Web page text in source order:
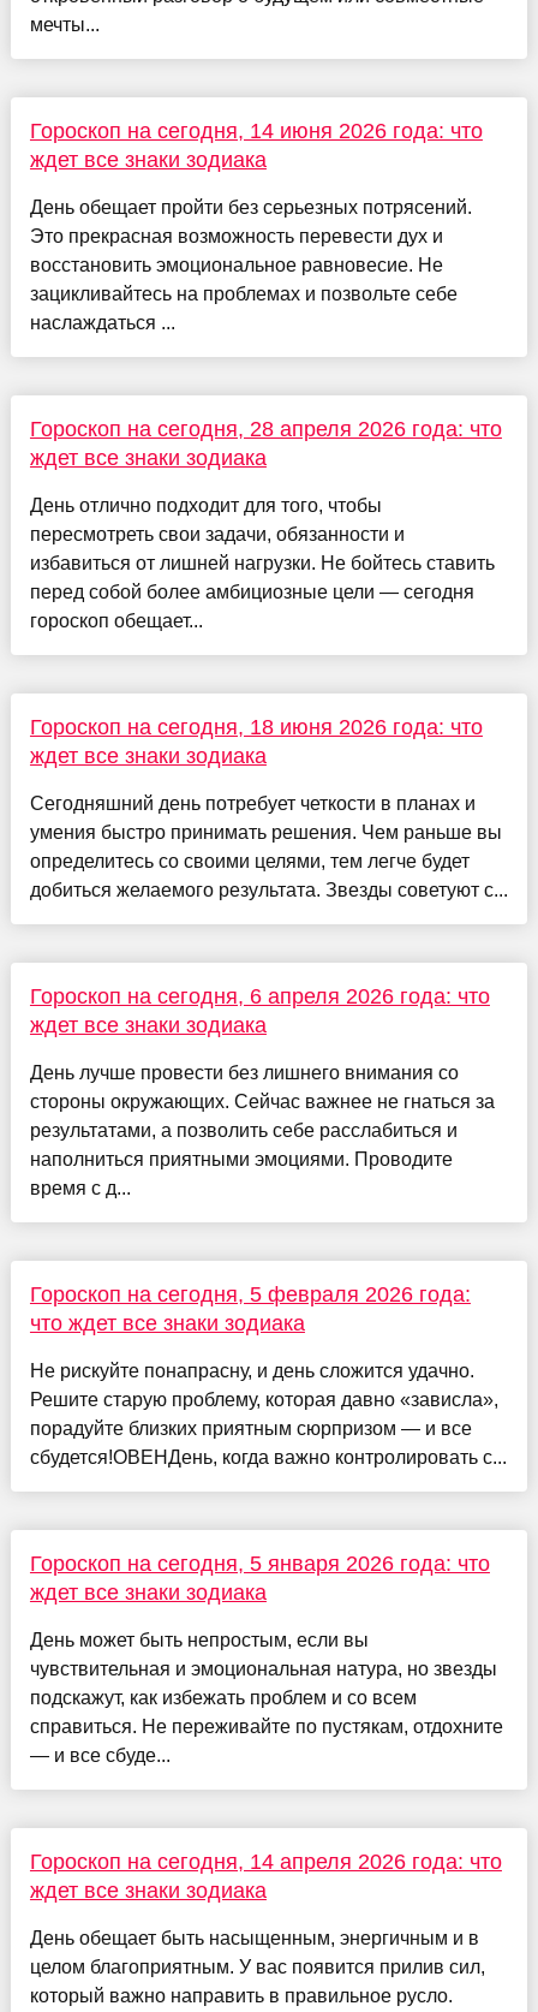
мечты...
Гороскоп на сегодня, 14 июня 2026 года: что
ждет все знаки зодиака
День обещает пройти без серьезных потрясений.
Это прекрасная возможность перевести дух и
восстановить эмоциональное равновесие. Не
зацикливайтесь на проблемах и позвольте себе
наслаждаться ...
Гороскоп на сегодня, 28 апреля 2026 года: что
ждет все знаки зодиака
День отлично подходит для того, чтобы
пересмотреть свои задачи, обязанности и
избавиться от лишней нагрузки. Не бойтесь ставить
перед собой более амбициозные цели — сегодня
гороскоп обещает...
Гороскоп на сегодня, 18 июня 2026 года: что
ждет все знаки зодиака
Сегодняшний день потребует четкости в планах и
умения быстро принимать решения. Чем раньше вы
определитесь со своими целями, тем легче будет
добиться желаемого результата. Звезды советуют с...
Гороскоп на сегодня, 6 апреля 2026 года: что
ждет все знаки зодиака
День лучше провести без лишнего внимания со
стороны окружающих. Сейчас важнее не гнаться за
результатами, а позволить себе расслабиться и
наполниться приятными эмоциями. Проводите
время с д...
Гороскоп на сегодня, 5 февраля 2026 года:
что ждет все знаки зодиака
Не рискуйте понапрасну, и день сложится удачно.
Решите старую проблему, которая давно «зависла»,
порадуйте близких приятным сюрпризом — и все
сбудется!ОВЕНДень, когда важно контролировать с...
Гороскоп на сегодня, 5 января 2026 года: что
ждет все знаки зодиака
День может быть непростым, если вы
чувствительная и эмоциональная натура, но звезды
подскажут, как избежать проблем и со всем
справиться. Не переживайте по пустякам, отдохните
— и все сбуде...
Гороскоп на сегодня, 14 апреля 2026 года: что
ждет все знаки зодиака
День обещает быть насыщенным, энергичным и в
целом благоприятным. У вас появится прилив сил,
который важно направить в правильное русло.